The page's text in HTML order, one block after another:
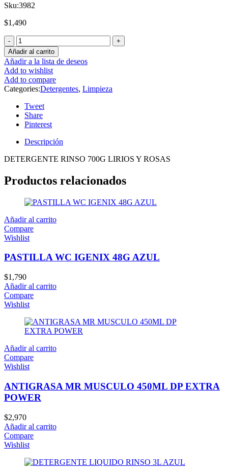
Sku:3982
$1,490
Añadir al carrito
Añadir a la lista de deseos
Add to wishlist
Add to compare
Categories:Detergentes, Limpieza
Tweet
Share
Pinterest
Descripción
DETERGENTE RINSO 700G LIRIOS Y ROSAS
Productos relacionados
Añadir al carrito
Compare
Wishlist
PASTILLA WC IGENIX 48G AZUL
$1,790
Añadir al carrito
Compare
Wishlist
Añadir al carrito
Compare
Wishlist
ANTIGRASA MR MUSCULO 450ML DP EXTRA
POWER
$2,970
Añadir al carrito
Compare
Wishlist